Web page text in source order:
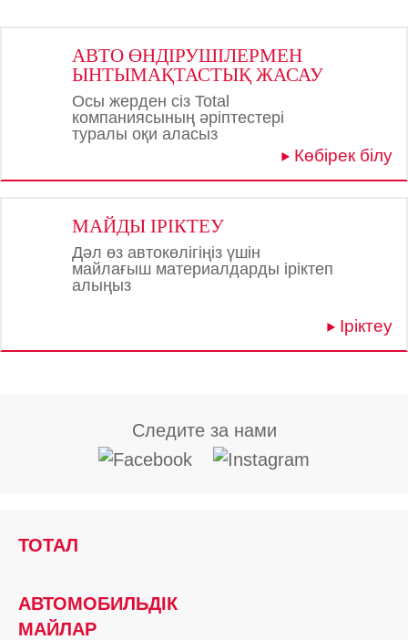
АВТО ӨНДІРУШІЛЕРМЕН
ЫНТЫМАҚТАСТЫҚ ЖАСАУ
Осы жерден сіз Total
компаниясының әріптестері
туралы оқи аласыз
Көбірек білу
МАЙДЫ ІРІКТЕУ
Дәл өз автокөлігіңіз үшін
майлағыш материалдарды іріктеп
алыңыз
Іріктеу
Следите за нами
ТОТАЛ
АВТОМОБИЛЬДІК
МАЙЛАР